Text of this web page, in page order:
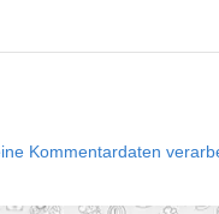
Kommentardaten